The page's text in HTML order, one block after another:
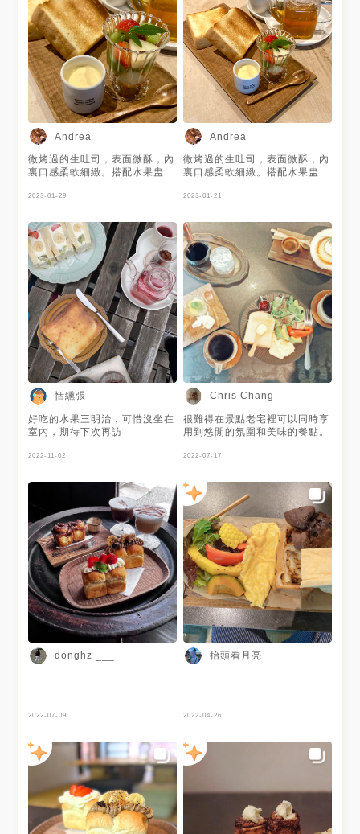
Andrea
微烤過的生吐司，表面微酥，內
裏口感柔軟細緻。搭配水果盅與
2023-01-29
Andrea
微烤過的生吐司，表面微酥，內
裏口感柔軟細緻。搭配水果盅與
2023-01-21
恬纁張
好吃的水果三明治，可惜沒坐在
室內，期待下次再訪
2022-11-02
Chris Chang
很難得在景點老宅裡可以同時享
用到悠閒的氛圍和美味的餐點。
2022-07-17
donghz ___
2022-07-09
抬頭看月亮
2022-04-26